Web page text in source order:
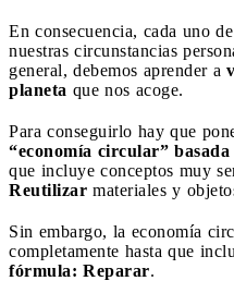
En consecuencia, cada uno
nuestras circunstancias
general, debemos aprender a
planeta que nos acoge.
Para conseguirlo hay que
“economía circular”
que incluye conceptos muy
Reutilizar materiales y
Sin embargo, la economía
completamente hasta que
fórmula: Reparar.